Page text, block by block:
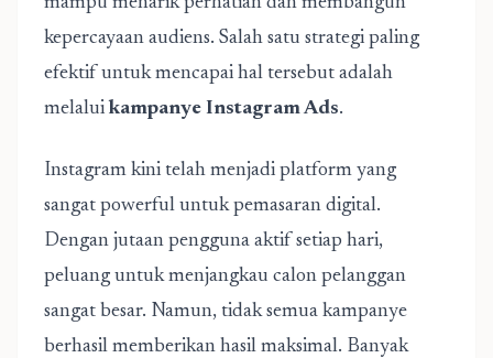
kepercayaan audiens. Salah satu strategi paling
efektif untuk mencapai hal tersebut adalah
melalui kampanye Instagram Ads.
Instagram kini telah menjadi platform yang
sangat powerful untuk pemasaran digital.
Dengan jutaan pengguna aktif setiap hari,
peluang untuk menjangkau calon pelanggan
sangat besar. Namun, tidak semua kampanye
berhasil memberikan hasil maksimal. Banyak